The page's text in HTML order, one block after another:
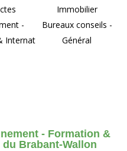
-
Internat
Immobilier
Bureaux conseils -
Général
- Formation &
Brabant-Wallon